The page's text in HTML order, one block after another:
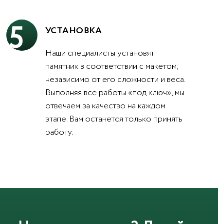
5
УСТАНОВКА
Наши специалисты установят
памятник в соответствии с макетом,
независимо от его сложности и веса.
Выполняя все работы «под ключ», мы
отвечаем за качество на каждом
этапе. Вам останется только принять
работу.